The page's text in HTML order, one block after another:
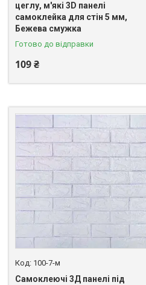
цеглу, м'які 3D панелі
самоклейка для стін 5 мм,
Бежева смужка
Готово до відправки
109 ₴
100-7-м
Самоклеючі 3Д панелі під